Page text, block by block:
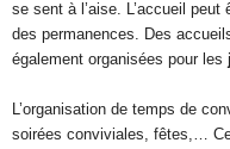
se sent à l’aise. L’accueil
des permanences. Des
également organisées pour les
L’organisation de temps de
soirées conviviales, fêtes,…